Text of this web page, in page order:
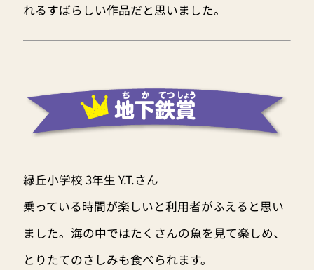
れるすばらしい作品だと思いました。
緑丘小学校 3年生 Y.T.さん
乗っている時間が楽しいと利用者がふえると思い
ました。海の中ではたくさんの魚を見て楽しめ、
とりたてのさしみも食べられます。